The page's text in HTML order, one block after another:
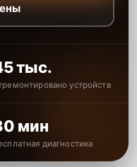
тыс.
устройств
мин
диагностика